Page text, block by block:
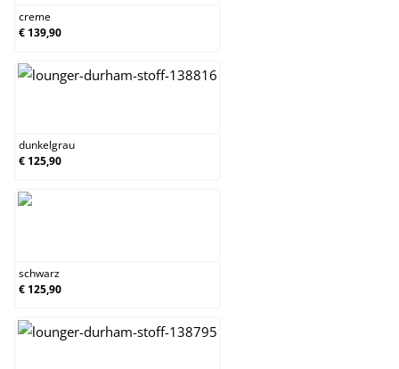
creme
€ 139,90
dunkelgrau
€ 125,90
schwarz
€ 125,90